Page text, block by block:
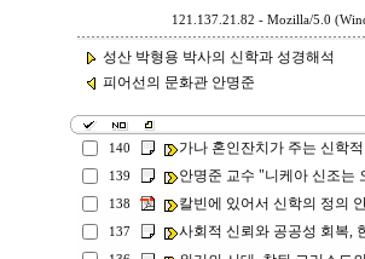
121.137.21.82 - Mozilla/5.0
성산 박형용 박사의 신학과 성경해석
피어선의 문화관 안명준
140 가나 혼인잔치가 주는 신학
139 안명준 교수 "니케아 신조는
138 칼빈에 있어서 신학의 정의
137 사회적 신뢰와 공공성 회복,